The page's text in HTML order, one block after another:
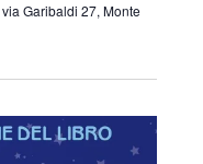
via Garibaldi 27, Monte